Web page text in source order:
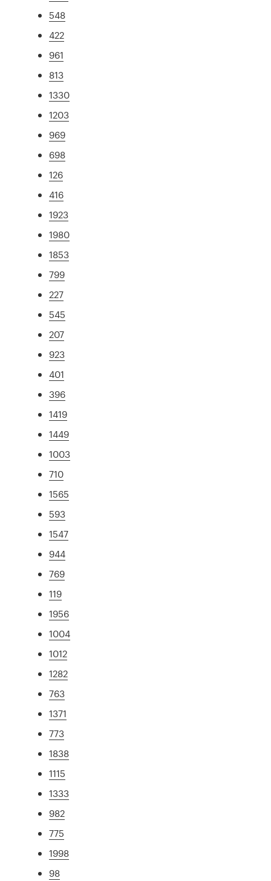
548
422
961
813
1330
1203
969
698
126
416
1923
1980
1853
799
227
545
207
923
401
396
1419
1449
1003
710
1565
593
1547
944
769
119
1956
1004
1012
1282
763
1371
773
1838
1115
1333
982
775
1998
98